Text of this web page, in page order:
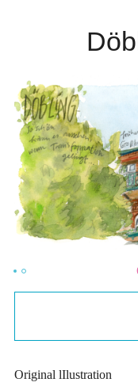
Original lIlustration